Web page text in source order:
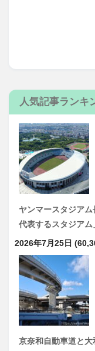
人気記事ランキ
ヤンマースタジア
代表するスタジア
2026年7月25日
京奈和自動車道と